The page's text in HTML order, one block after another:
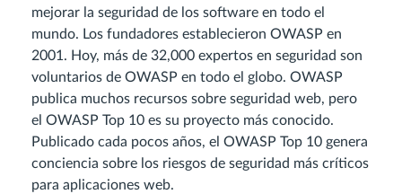
mejorar la seguridad de los software en todo el
mundo. Los fundadores establecieron OWASP en
2001. Hoy, más de 32,000 expertos en seguridad son
voluntarios de OWASP en todo el globo. OWASP
publica muchos recursos sobre seguridad web, pero
el OWASP Top 10 es su proyecto más conocido.
Publicado cada pocos años, el OWASP Top 10 genera
conciencia sobre los riesgos de seguridad más críticos
para aplicaciones web.